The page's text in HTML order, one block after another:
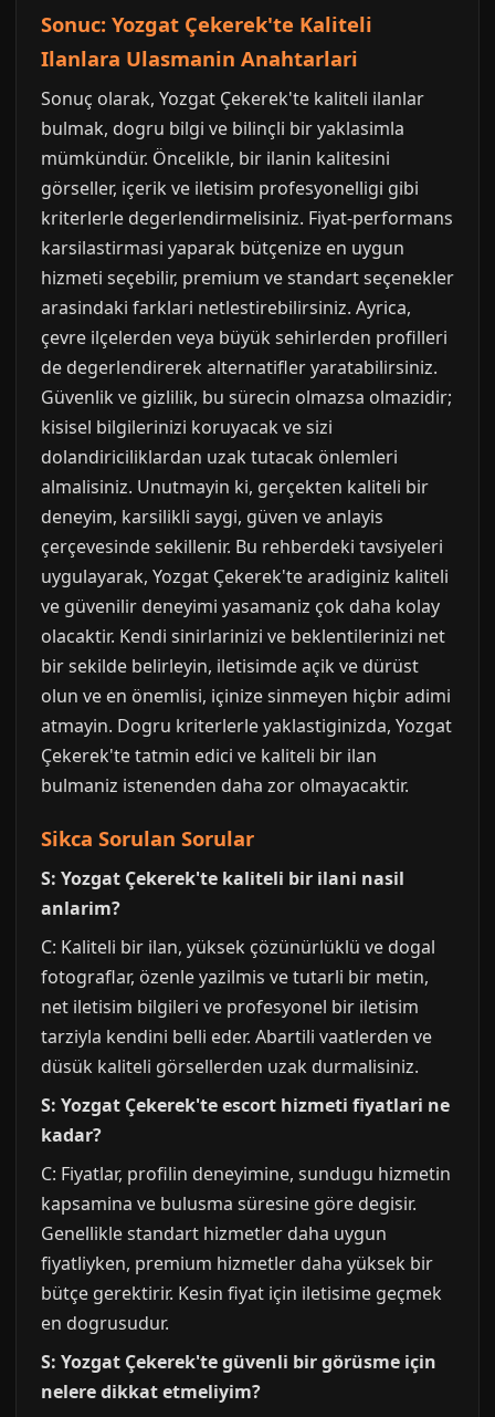
Sonuc: Yozgat Çekerek'te Kaliteli
Ilanlara Ulasmanin Anahtarlari
Sonuç olarak, Yozgat Çekerek'te kaliteli ilanlar
bulmak, dogru bilgi ve bilinçli bir yaklasimla
mümkündür. Öncelikle, bir ilanin kalitesini
görseller, içerik ve iletisim profesyonelligi gibi
kriterlerle degerlendirmelisiniz. Fiyat-performans
karsilastirmasi yaparak bütçenize en uygun
hizmeti seçebilir, premium ve standart seçenekler
arasindaki farklari netlestirebilirsiniz. Ayrica,
çevre ilçelerden veya büyük sehirlerden profilleri
de degerlendirerek alternatifler yaratabilirsiniz.
Güvenlik ve gizlilik, bu sürecin olmazsa olmazidir;
kisisel bilgilerinizi koruyacak ve sizi
dolandiriciliklardan uzak tutacak önlemleri
almalisiniz. Unutmayin ki, gerçekten kaliteli bir
deneyim, karsilikli saygi, güven ve anlayis
çerçevesinde sekillenir. Bu rehberdeki tavsiyeleri
uygulayarak, Yozgat Çekerek'te aradiginiz kaliteli
ve güvenilir deneyimi yasamaniz çok daha kolay
olacaktir. Kendi sinirlarinizi ve beklentilerinizi net
bir sekilde belirleyin, iletisimde açik ve dürüst
olun ve en önemlisi, içinize sinmeyen hiçbir adimi
atmayin. Dogru kriterlerle yaklastiginizda, Yozgat
Çekerek'te tatmin edici ve kaliteli bir ilan
bulmaniz istenenden daha zor olmayacaktir.
Sikca Sorulan Sorular
S: Yozgat Çekerek'te kaliteli bir ilani nasil
anlarim?
C: Kaliteli bir ilan, yüksek çözünürlüklü ve dogal
fotograflar, özenle yazilmis ve tutarli bir metin,
net iletisim bilgileri ve profesyonel bir iletisim
tarziyla kendini belli eder. Abartili vaatlerden ve
düsük kaliteli görsellerden uzak durmalisiniz.
S: Yozgat Çekerek'te escort hizmeti fiyatlari ne
kadar?
C: Fiyatlar, profilin deneyimine, sundugu hizmetin
kapsamina ve bulusma süresine göre degisir.
Genellikle standart hizmetler daha uygun
fiyatliyken, premium hizmetler daha yüksek bir
bütçe gerektirir. Kesin fiyat için iletisime geçmek
en dogrusudur.
S: Yozgat Çekerek'te güvenli bir görüsme için
nelere dikkat etmeliyim?